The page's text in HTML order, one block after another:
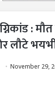
:
November 29,